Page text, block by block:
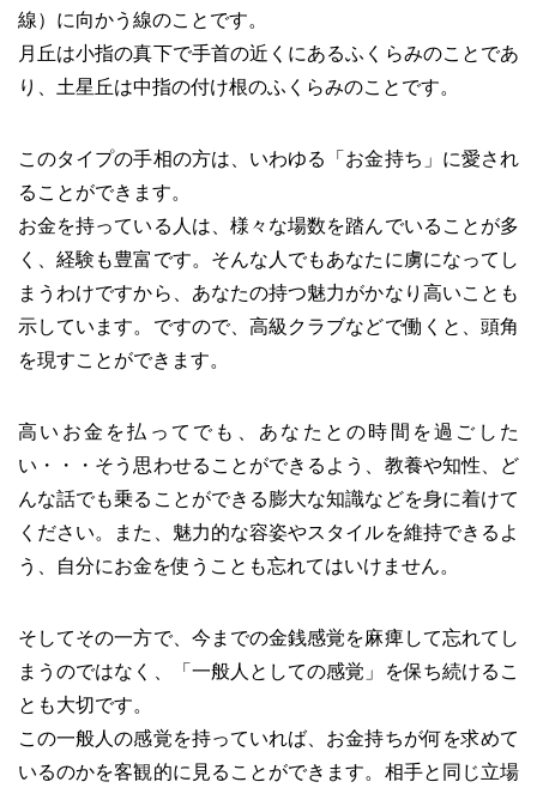
線）に向かう線のことです。
月丘は小指の真下で手首の近くにあるふくらみのことであ
り、土星丘は中指の付け根のふくらみのことです。
このタイプの手相の方は、いわゆる「お金持ち」に愛され
ることができます。
お金を持っている人は、様々な場数を踏んでいることが多
く、経験も豊富です。そんな人でもあなたに虜になってし
まうわけですから、あなたの持つ魅力がかなり高いことも
示しています。ですので、高級クラブなどで働くと、頭角
を現すことができます。
高いお金を払ってでも、あなたとの時間を過ごした
い・・・そう思わせることができるよう、教養や知性、ど
んな話でも乗ることができる膨大な知識などを身に着けて
ください。また、魅力的な容姿やスタイルを維持できるよ
う、自分にお金を使うことも忘れてはいけません。
そしてその一方で、今までの金銭感覚を麻痺して忘れてし
まうのではなく、「一般人としての感覚」を保ち続けるこ
とも大切です。
この一般人の感覚を持っていれば、お金持ちが何を求めて
いるのかを客観的に見ることができます。相手と同じ立場